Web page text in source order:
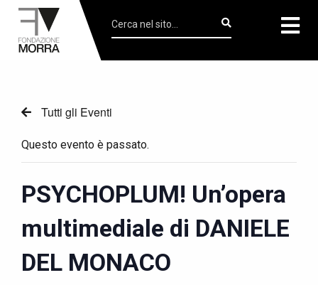
Tutti gli Eventi
Questo evento è passato.
PSYCHOPLUM! Un’opera
multimediale di DANIELE
DEL MONACO